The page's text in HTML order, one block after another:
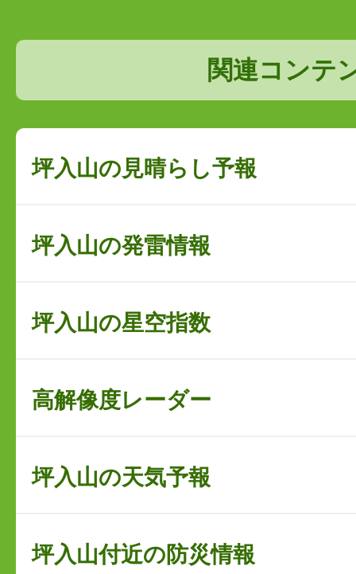
関連コンテ
坪入山の見晴らし予報
坪入山の発雷情報
坪入山の星空指数
高解像度レーダー
坪入山の天気予報
坪入山付近の防災情報